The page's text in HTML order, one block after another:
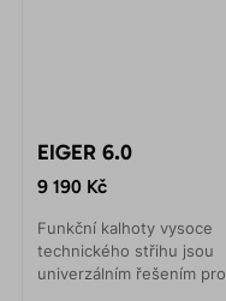
EIGER 6.0
9 190 Kč
Funkční kalhoty vysoce
technického střihu jsou
univerzálním řešením pro